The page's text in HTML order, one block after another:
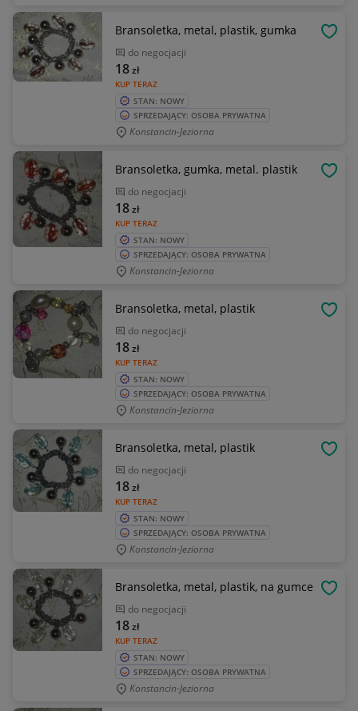
Bransoletka, metal, plastik, gumka
do negocjacji
KUP TERAZ
18zł
STAN: NOWY
SPRZEDAJĄCY: OSOBA PRYWATNA
Konstancin-Jeziorna
Bransoletka, gumka, metal. plastik
do negocjacji
KUP TERAZ
18zł
STAN: NOWY
SPRZEDAJĄCY: OSOBA PRYWATNA
Konstancin-Jeziorna
Bransoletka, metal, plastik
do negocjacji
KUP TERAZ
18zł
STAN: NOWY
SPRZEDAJĄCY: OSOBA PRYWATNA
Konstancin-Jeziorna
Bransoletka, metal, plastik
do negocjacji
KUP TERAZ
18zł
STAN: NOWY
SPRZEDAJĄCY: OSOBA PRYWATNA
Konstancin-Jeziorna
Bransoletka, metal, plastik, na gumce
do negocjacji
KUP TERAZ
18zł
STAN: NOWY
SPRZEDAJĄCY: OSOBA PRYWATNA
Konstancin-Jeziorna